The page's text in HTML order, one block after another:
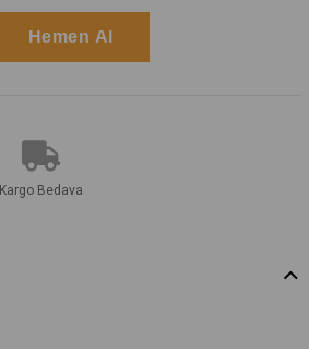
Kargo Bedava